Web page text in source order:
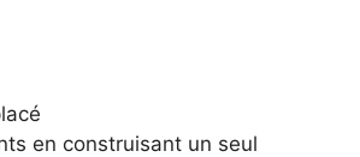
en construisant un seul